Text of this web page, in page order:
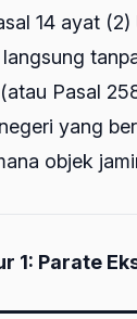
14 ayat
Pasal
yang
objek
1: Parate